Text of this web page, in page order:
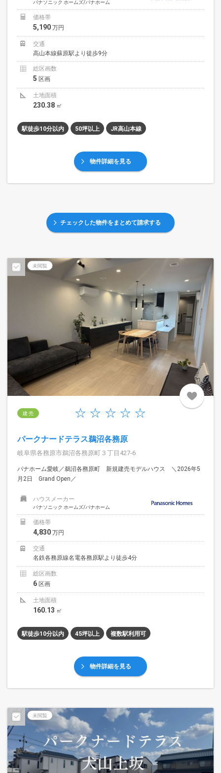
パナソニック ホームズ/パナホーム
価格帯
5,190 万円
交通
高山本線蘇原駅より徒歩9分
総区画数
5 区画
土地面積
230.38 ㎡
駅徒歩10分以内 50坪以上 JR高山本線
物件詳細を見る
チェックした物件をまとめて請求する
未閲覧
建 売
パークナードテラス鵜沼各務原
岐阜県各務原市鵜沼各務原町３丁目427-6
パナホーム愛岐／鵜沼各務原町 新規建売モデルハウス ＼2026年5
月2日 Grand Open／
ハウスメーカー
パナソニック ホームズ/パナホーム
価格帯
4,830 万円
交通
名鉄各務原線名電各務原駅より徒歩4分
総区画数
6 区画
土地面積
160.13 ㎡
駅徒歩10分以内 45坪以上 複数駅利用可
物件詳細を見る
未閲覧